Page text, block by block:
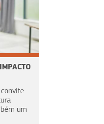
um